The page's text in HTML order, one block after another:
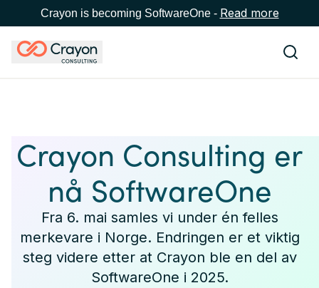
Crayon is becoming SoftwareOne - Read more
Crayon Consulting er
nå SoftwareOne
Fra 6. mai samles vi under én felles
merkevare i Norge. Endringen er et viktig
steg videre etter at Crayon ble en del av
SoftwareOne i 2025.